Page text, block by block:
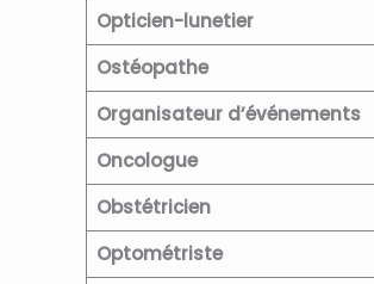
Opticien-lunetier
Ostéopathe
Organisateur d’événements
Oncologue
Obstétricien
Optométriste